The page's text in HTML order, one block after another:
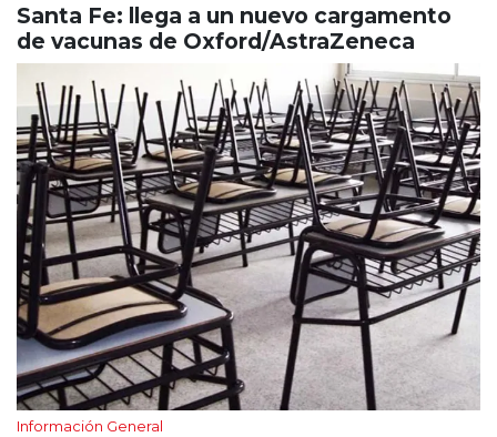
Santa Fe: llega a un nuevo cargamento
de vacunas de Oxford/AstraZeneca
Información General